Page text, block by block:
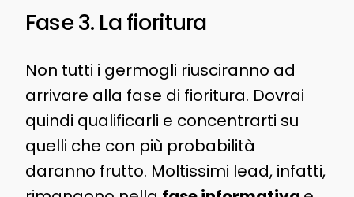
Fase 3. La fioritura
Non tutti i germogli riusciranno ad
arrivare alla fase di fioritura. Dovrai
quindi qualificarli e concentrarti su
quelli che con più probabilità
daranno frutto. Moltissimi lead, infatti,